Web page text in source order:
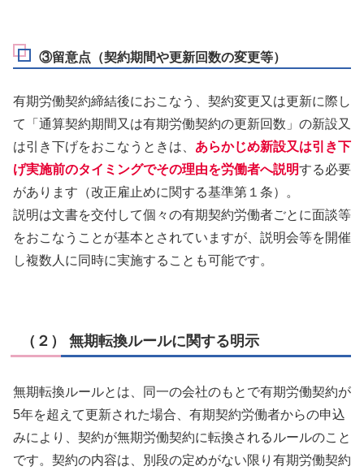
③留意点（契約期間や更新回数の変更等）
有期労働契約締結後におこなう、契約変更又は更新に際し
て「通算契約期間又は有期労働契約の更新回数」の新設又
は引き下げをおこなうときは、 あらかじめ新設又は引き下
げ実施前のタイミングでその理由を労働者へ説明する必要
があります（改正雇止めに関する基準第１条）。
説明は文書を交付して個々の有期契約労働者ごとに面談等
をおこなうことが基本とされていますが、説明会等を開催
し複数人に同時に実施することも可能です。
（２） 無期転換ルールに関する明示
無期転換ルールとは、同一の会社のもとで有期労働契約が
5年を超えて更新された場合、有期契約労働者からの申込
みにより、契約が無期労働契約に転換されるルールのこと
です。契約の内容は、別段の定めがない限り有期労働契約